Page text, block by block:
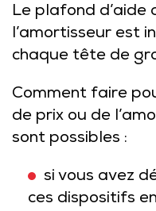
Le plafond d’aide
l’amortisseur est
chaque tête de
Comment faire
de prix ou de
sont possibles :
si vous avez
ces dispositifs